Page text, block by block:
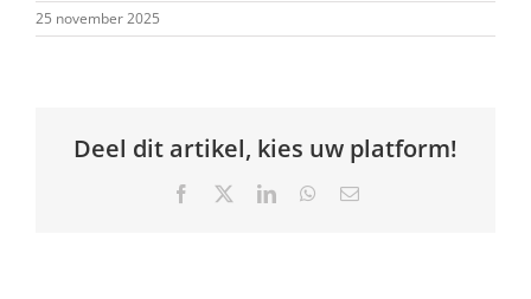
25 november 2025
Deel dit artikel, kies uw platform!
Facebook LinkedInWhatsApp
E-